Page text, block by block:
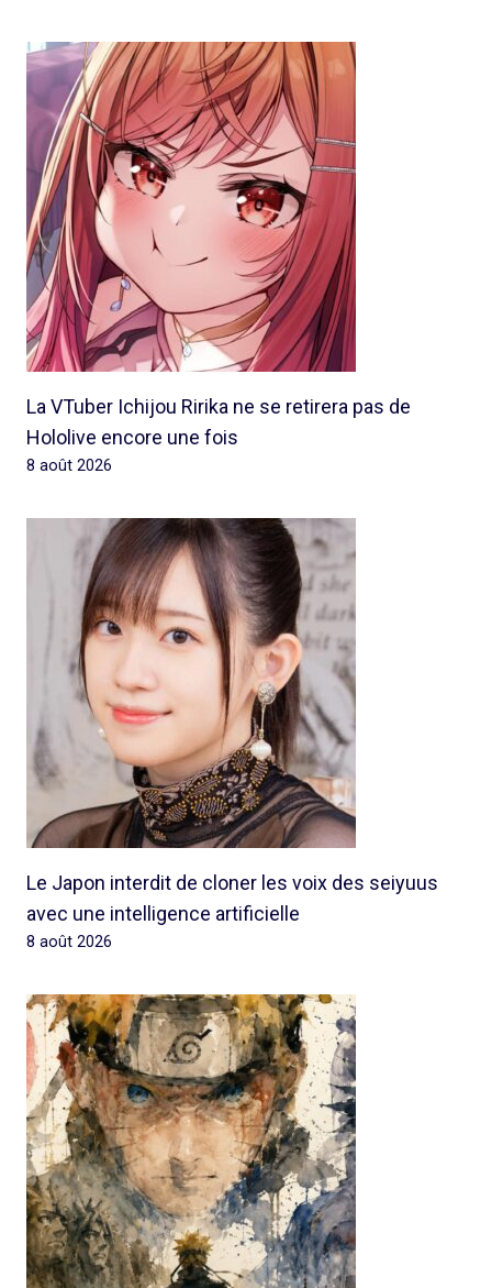
La VTuber Ichijou Ririka ne se retirera pas de
Hololive encore une fois
8 août 2026
Le Japon interdit de cloner les voix des seiyuus
avec une intelligence artificielle
8 août 2026